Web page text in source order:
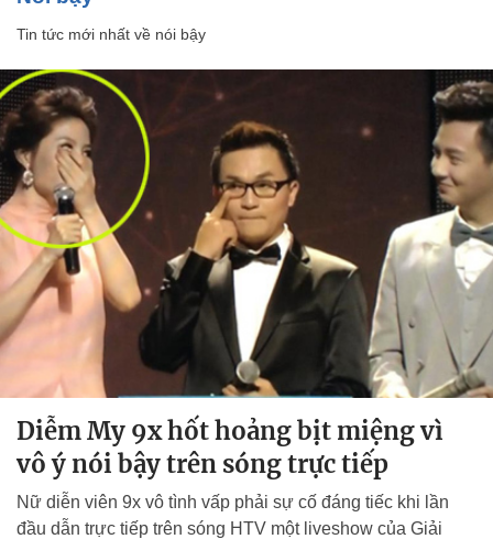
Tin tức mới nhất về nói bậy
Diễm My 9x hốt hoảng bịt miệng vì
vô ý nói bậy trên sóng trực tiếp
Nữ diễn viên 9x vô tình vấp phải sự cố đáng tiếc khi lần
đầu dẫn trực tiếp trên sóng HTV một liveshow của Giải